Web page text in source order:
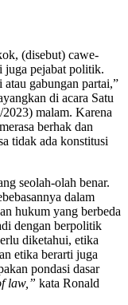
(disebut) cawe-
juga pejabat politik.
gabungan partai,”
di acara Satu
malam. Karena
berhak dan
tidak ada konstitusi
seolah-olah benar.
dalam
hukum yang berbeda
dengan berpolitik
diketahui, etika
etika berarti juga
pondasi dasar
law,” kata Ronald